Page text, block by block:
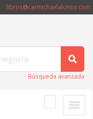
libros@carmichaelalonso.com
Búsqueda avanzada
Toggle